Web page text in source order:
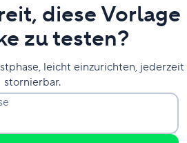
diese Vorlage
zu testen?
leicht einzurichten, jederzeit
stornierbar.